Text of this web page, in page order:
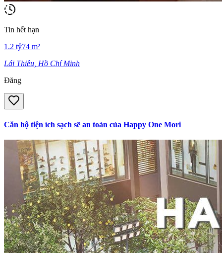
Tin hết hạn
1.2 tỷ74 m²
Lái Thiêu, Hồ Chí Minh
Đăng
Căn hộ tiện ích sạch sẽ an toàn của Happy One Mori